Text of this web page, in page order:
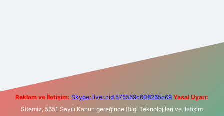
Reklam ve İletişim: Skype: live:.cid.575569c608265c69 Yasal Uyarı:
Sitemiz, 5651 Sayılı Kanun gereğince Bilgi Teknolojileri ve İletişim